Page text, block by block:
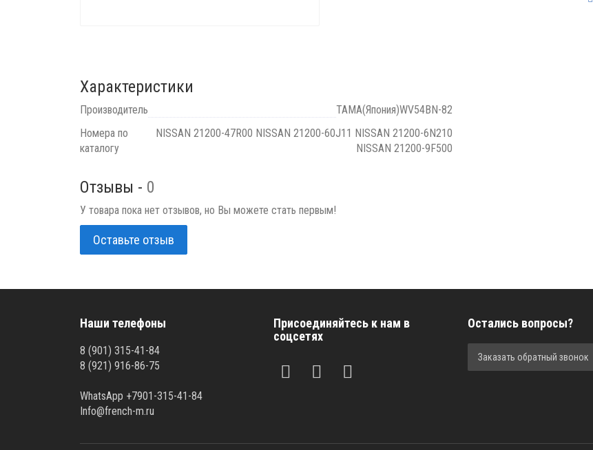
Характеристики
Производитель
TAMA(Япония)WV54BN-82
Номера по
каталогу
NISSAN 21200-47R00 NISSAN 21200-60J11 NISSAN 21200-6N210
NISSAN 21200-9F500
Отзывы - 0
У товара пока нет отзывов, но Вы можете стать первым!
Оставьте отзыв
Наши телефоны
8 (901) 315-41-84
8 (921) 916-86-75
WhatsApp +7901-315-41-84
Info@french-m.ru
Присоединяйтесь к нам в
соцсетях
Остались вопросы?
Заказать обратный звонок